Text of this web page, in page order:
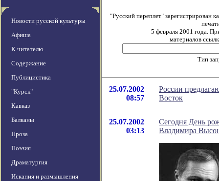
Новости русской культуры
Афиша
К читателю
Содержание
Публицистика
"Курск"
Кавказ
Балканы
Проза
Поэзия
Драматургия
Искания и размышления
"Русский переплет" зарегистрирован
5 февраля 2001 года.
материалов
Тип
25.07.2002
08:57
России
Восток
25.07.2002
03:13
Сегодня День
Владимира